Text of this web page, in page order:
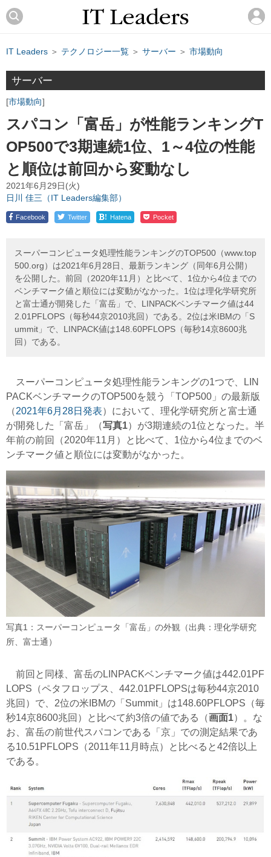
IT Leaders ＞ テクノロジー一覧 ＞ サーバー ＞ 市場動向
サーバー
市場動向
スパコン「富岳」が性能ランキングT
OP500で3期連続1位、1～4位の性能
と順位は前回から変動なし
2021年6月29日(火)
日川 佳三（IT Leaders編集部）
Facebook Twitter ! Hatena Pocket
スーパーコンピュータ処理性能ランキングのTOP500（www.top
500.org）は2021年6月28日、最新ランキング（同年6月公開）
を公開した。前回（2020年11月）と比べて、1位から4位までの
ベンチマーク値と順位には変動がなかった。1位は理化学研究所
と富士通が開発した「富岳」で、LINPACKベンチマーク値は44
2.01PFLOPS（毎秒44京2010兆回）である。2位は米IBMの「S
ummit」で、LINPACK値は148.60PFLOPS（毎秒14京8600兆
回）である。
スーパーコンピュータ処理性能ランキングの1つで、LIN
PACKベンチマークのTOP500を競う「TOP500」の最新版
（2021年6月28日発表）において、理化学研究所と富士通
が開発した「富岳」（写真1）が3期連続の1位となった。半
年前の前回（2020年11月）と比べて、1位から4位までのベ
ンチマーク値と順位には変動がなかった。
写真1：スーパーコンピュータ「富岳」の外観（出典：理化学研究
所、富士通）
前回と同様、富岳のLINPACKベンチマーク値は442.01PF
LOPS（ペタフロップス、442.01PFLOPSは毎秒44京2010
兆回）で、2位の米IBMの「Summit」は148.60PFLOPS（毎
秒14京8600兆回）と比べて約3倍の値である（画面1）。な
お、富岳の前世代スパコンである「京」での測定結果であ
る10.51PFLOPS（2011年11月時点）と比べると42倍以上
である。